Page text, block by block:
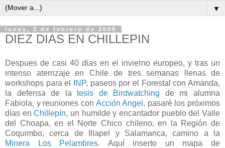
▼
lunes, 2 de febrero de 2009
DIEZ DIAS EN CHILLEPIN
Despues de casi 40 dias en el invierno europeo, y tras un
intenso aterrizaje en Chile de tres semanas llenas de
workshops para el
INP, paseos por el Forestal con Amanda,
la defensa de latesis de Birdwatching de mi alumna
Fabiola, y reuniones con Acción Angel , pasaré los próximos
días enChillepín, un humilde y encantador pueblo del Valle
del Choapa, en el Norte Chico chileno, en la Región de
Coquimbo, cerca de Illapel y Salamanca, camino a la
Minera Los Pelambres. Aquí inserto un mapa de